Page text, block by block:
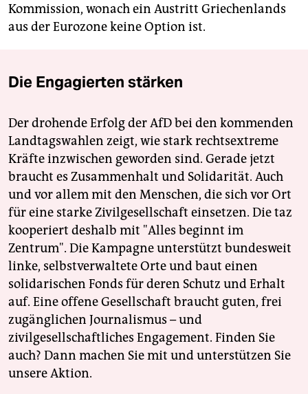
Kommission, wonach ein Austritt Griechenlands
aus der Eurozone keine Option ist.
Die Engagierten stärken
Der drohende Erfolg der AfD bei den kommenden
Landtagswahlen zeigt, wie stark rechtsextreme
Kräfte inzwischen geworden sind. Gerade jetzt
braucht es Zusammenhalt und Solidarität. Auch
und vor allem mit den Menschen, die sich vor Ort
für eine starke Zivilgesellschaft einsetzen. Die taz
kooperiert deshalb mit "Alles beginnt im
Zentrum". Die Kampagne unterstützt bundesweit
linke, selbstverwaltete Orte und baut einen
solidarischen Fonds für deren Schutz und Erhalt
auf. Eine offene Gesellschaft braucht guten, frei
zugänglichen Journalismus – und
zivilgesellschaftliches Engagement. Finden Sie
auch? Dann machen Sie mit und unterstützen Sie
unsere Aktion.